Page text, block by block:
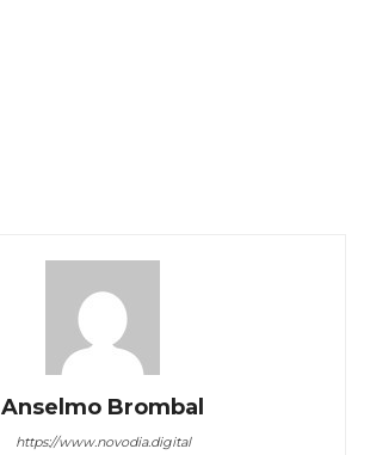
Anselmo Brombal
https://www.novodia.digital